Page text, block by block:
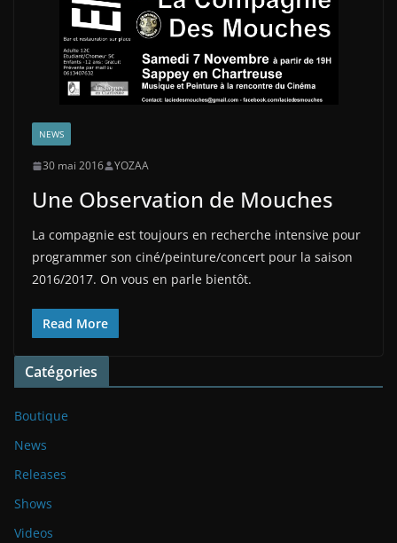
NEWS
30 mai 2016 YOZAA
Une Observation de Mouches
La compagnie est toujours en recherche intensive pour
programmer son ciné/peinture/concert pour la saison
2016/2017. On vous en parle bientôt.
Read More
Catégories
Boutique
News
Releases
Shows
Videos